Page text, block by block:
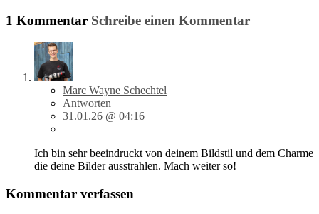
1 Kommentar Schreibe einen Kommentar
Marc Wayne Schechtel
Antworten
31.01.26 @ 04:16
Ich bin sehr beeindruckt von deinem Bildstil und dem Charme
die deine Bilder ausstrahlen. Mach weiter so!
Kommentar verfassen